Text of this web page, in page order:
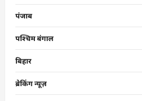
पंजाब
पश्चिम बंगाल
बिहार
ब्रेकिंग न्यूज़